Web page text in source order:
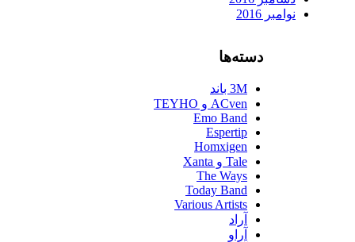
ACven و TEYHO
Emo Band
Espertip
Homxigen
The Ways
Today Band
Various Artists